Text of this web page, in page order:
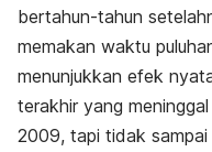
bertahun-tahun
memakan waktu
menunjukkan efek
terakhir yang
2009, tapi tidak sampai